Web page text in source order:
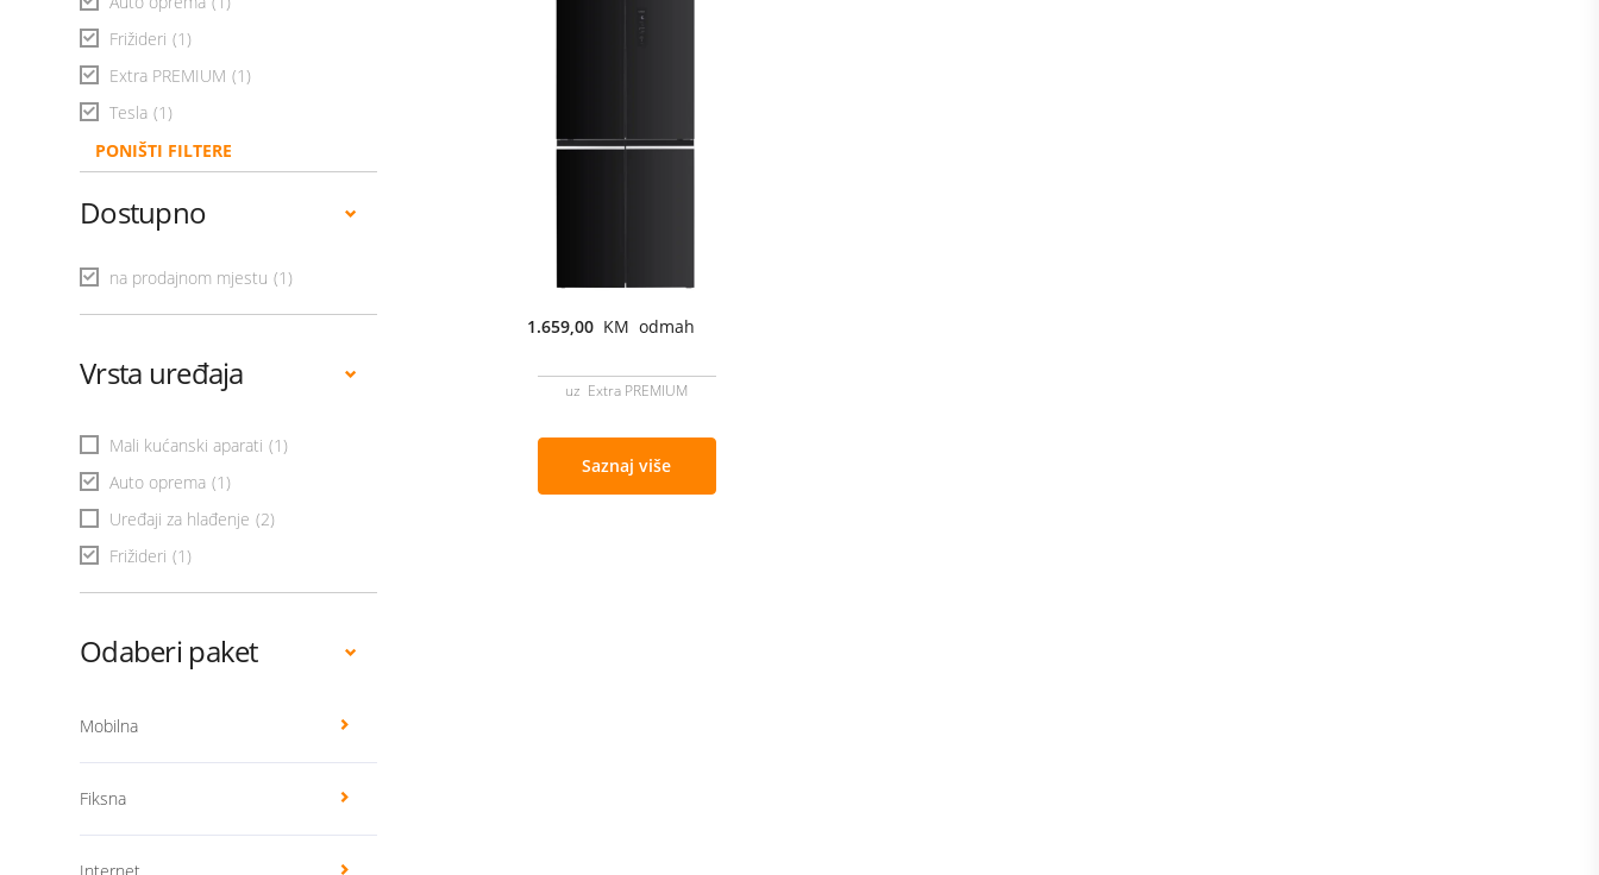
Frižideri (1)
Extra PREMIUM (1)
Tesla (1)
PONIŠTI FILTERE
Dostupno
na prodajnom mjestu (1)
Vrsta uređaja
Mali kućanski aparati (1)
Auto oprema (1)
Uređaji za hlađenje (2)
Frižideri (1)
Odaberi paket
Mobilna
Fiksna
1.659,00 KM odmah
uz Extra PREMIUM
Saznaj više